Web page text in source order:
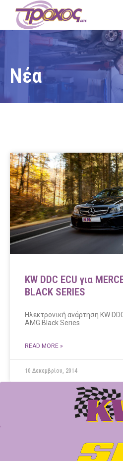
Νέα
KW DDC ECU για
BLACK SERIES
Ηλεκτρονική ανάρτηση KW
AMG Black Series
READ MORE »
10 Δεκεμβρίου, 2014